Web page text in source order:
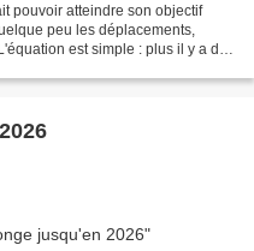
pouvoir atteindre son objectif
peu les déplacements,
est simple : plus il y a de